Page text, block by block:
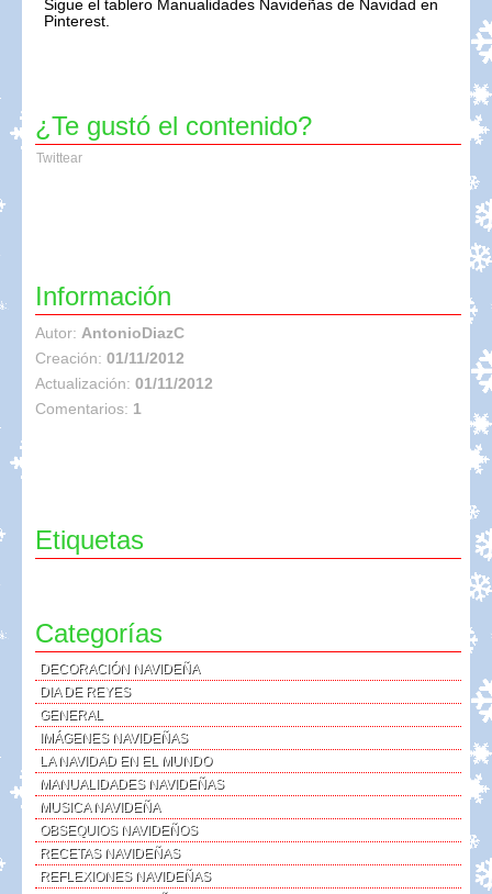
Sigue el tablero Manualidades Navideñas de Navidad en
Pinterest.
¿Te gustó el contenido?
Twittear
Información
Autor: AntonioDiazC
Creación: 01/11/2012
Actualización: 01/11/2012
Comentarios: 1
Etiquetas
Categorías
DECORACIÓN NAVIDEÑA
DIA DE REYES
GENERAL
IMÁGENES NAVIDEÑAS
LA NAVIDAD EN EL MUNDO
MANUALIDADES NAVIDEÑAS
MUSICA NAVIDEÑA
OBSEQUIOS NAVIDEÑOS
RECETAS NAVIDEÑAS
REFLEXIONES NAVIDEÑAS